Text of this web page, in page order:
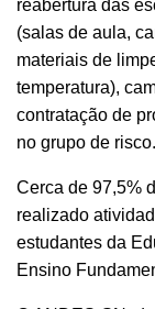
reabertura das
(salas de aula,
materiais de
temperatura),
contratação de
no grupo de risco.
Cerca de 97,5%
realizado
estudantes da
Ensino